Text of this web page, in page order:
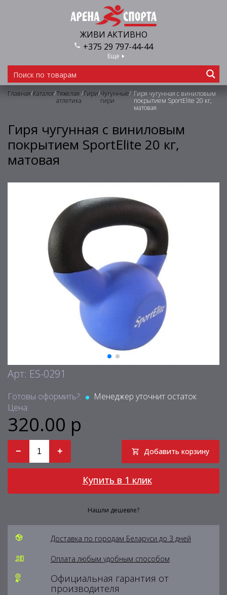
ЖИВИ АКТИВНО
+375 29 797-44-44
Еще
Главная/Каталог/Тяжелая
атлетика
/Гири/Чугунные
гири
/ Гиря чугунная с виниловым
покрытием SportElite 20 кг,
матовая
Гиря чугунная с виниловым
покрытием SportElite 20 кг,
матовая
Арт: ES-0291
Готовы оформить?:
Менеджер уточнит остаток
Цена:
320.00 р
− + Добавить корзину
Купить в 1 клик
Нашли дешевле?
Доставка по городам Беларуси до 3 дней
Оплата любым удобным способом
Официальная гарантия от
производителя